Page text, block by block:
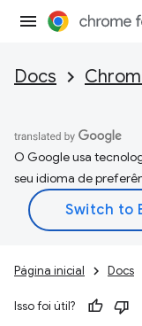
Docs
O Google usa
seu idioma de
Página inicial Docs
Isso foi útil?